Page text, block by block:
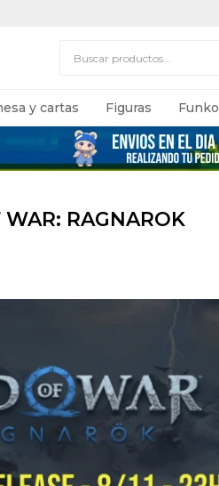
y cartas Figuras Funko
RAGNAROK